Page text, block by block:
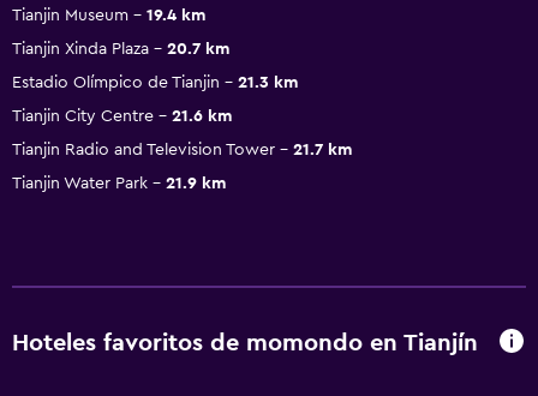
Tianjin Museum
19.4 km
Tianjin Xinda Plaza
20.7 km
Estadio Olímpico de Tianjin
21.3 km
Tianjin City Centre
21.6 km
Tianjin Radio and Television Tower
21.7 km
Tianjin Water Park
21.9 km
Hoteles favoritos de momondo en Tianjín